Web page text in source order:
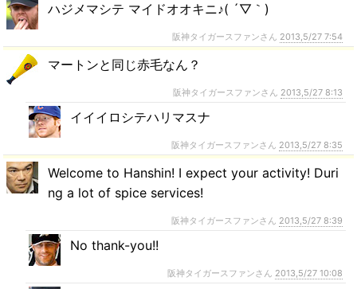
ハジメマシテ マイドオオキニ♪( ´▽｀)
阪神タイガースファンさん 2013,5/27 7:54
マートンと同じ赤毛なん？
阪神タイガースファンさん 2013,5/27 8:13
イイイロシテハリマスナ
阪神タイガースファンさん 2013,5/27 8:35
Welcome to Hanshin! I expect your activity! Duri
ng a lot of spice services!
阪神タイガースファンさん 2013,5/27 8:39
No thank-you!!
阪神タイガースファンさん 2013,5/27 10:08